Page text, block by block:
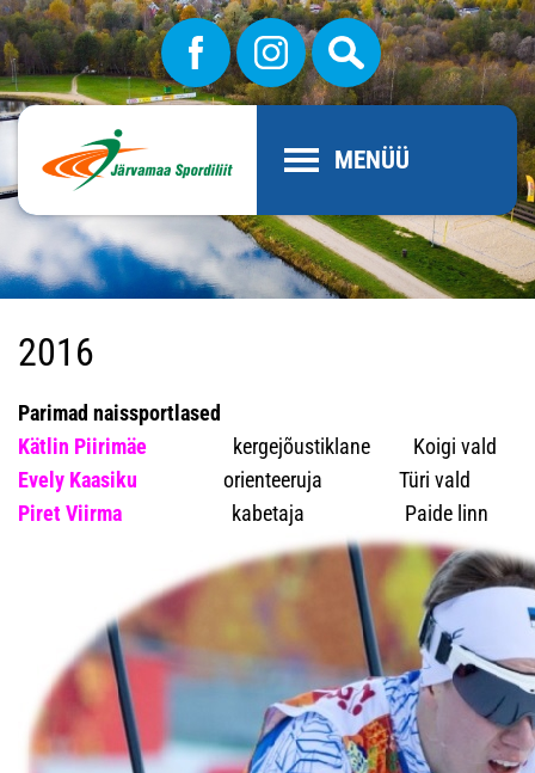
MENÜÜ
2016
Parimad naissportlased
Kätlin Piirimäe kergejõustiklane Koigi vald
Evely Kaasiku
orienteeruja Türi vald
Piret Viirma
kabetaja Paide linn